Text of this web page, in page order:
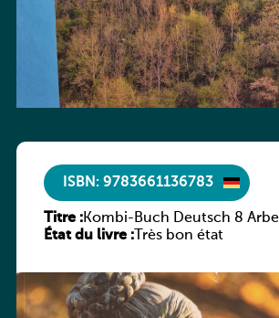
ISBN: 9783661136783
Titre :Kombi-Buch Deutsch 8
(Neue Ausgabe Luxemburg)
État du livre :Très bon état